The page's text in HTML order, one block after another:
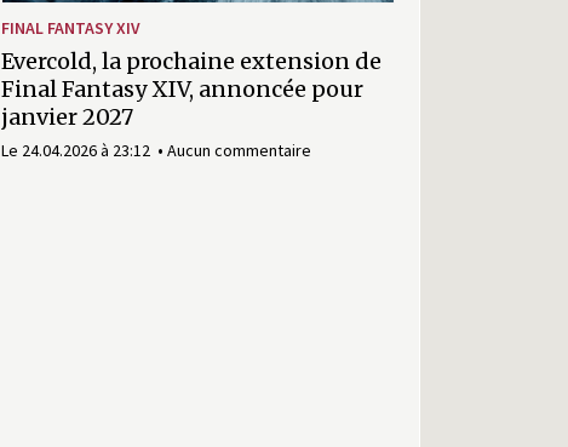
FINAL FANTASY XIV
Evercold, la prochaine extension de
Final Fantasy XIV, annoncée pour
janvier 2027
Le 24.04.2026 à 23:12 Aucun commentaire